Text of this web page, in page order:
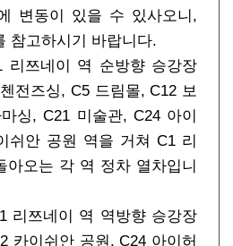
변동이 있을 수 있사오니,
참고하시기 바랍니다.
리쯔네이 역 순방향 승강장
전즈싱, C5 드림몰, C12 보
싱, C21 미술관, C24 아이
쉬안 공원 역을 거쳐 C1 리
아오는 각 역 정차 열차입니
리쯔네이 역 역방향 승강장
카이쉬안 공원, C24 아이허